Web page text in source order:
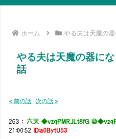
ホーム やる夫は天魔の
やる夫は天魔の器に
話
« 前の話 次の話 »
263 ： 六天 ◆vzqPMRJLt8fG ＠
21:00:52
ID:a0BytU53